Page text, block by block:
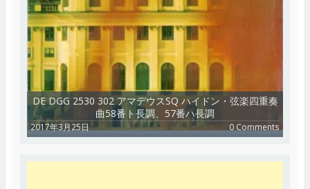
DE DGG 2530 302 アマデウスSQ ハイドン・弦楽四重奏
曲58番ト長調、57番ハ長調
2017年3月25日 0 Comments